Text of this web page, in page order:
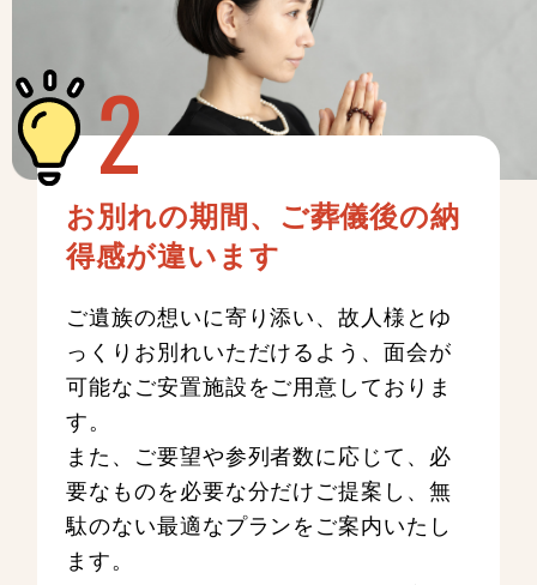
お別れの期間、ご葬儀後の納
得感が違います
ご遺族の想いに寄り添い、故人様とゆ
っくりお別れいただけるよう、面会が
可能なご安置施設をご用意しておりま
す。
また、ご要望や参列者数に応じて、必
要なものを必要な分だけご提案し、無
駄のない最適なプランをご案内いたし
ます。